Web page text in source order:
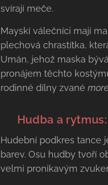
svírají meče.
Mayskí válečníci mají
plechová chrastítka,
Umán, jehož maska
pronájem těchto
rodinné dílny zvané
🥁 Hudba a
Hudební podkres tance
barev. Osu hudby tvoří
velmi pronikavým